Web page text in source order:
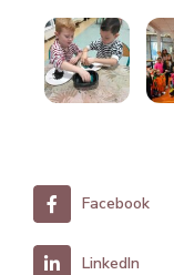
Facebook
LinkedIn